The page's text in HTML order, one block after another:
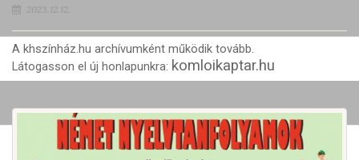
2023.12.12.
A khszínház.hu archívumként működik tovább.
Látogasson el új honlapunkra: komloikaptar.hu